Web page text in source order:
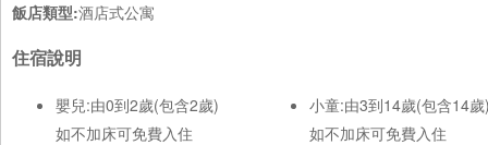
飯店類型:酒店式公寓
住宿說明
嬰兒:由0到2歲(包含2歲)
如不加床可免費入住
小童:由3到14歲(包含14
如不加床可免費入住